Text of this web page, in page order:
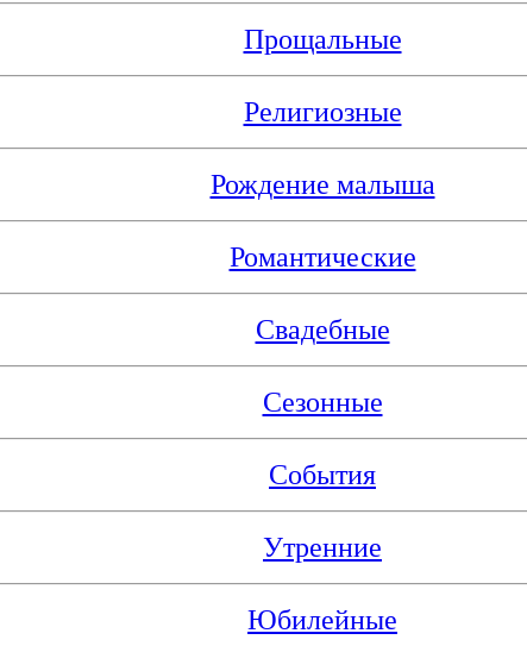
Прощальные
Религиозные
Рождение малыша
Романтические
Свадебные
Сезонные
События
Утренние
Юбилейные